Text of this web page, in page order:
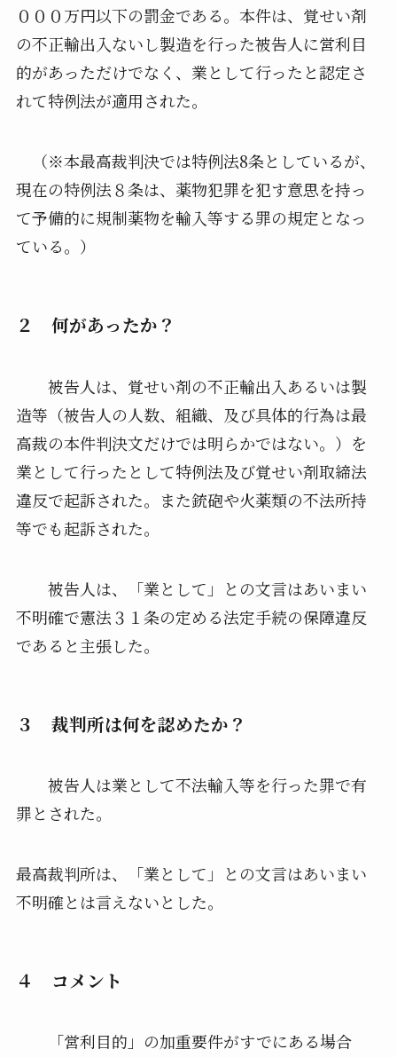
０００万円以下の罰金である。本件は、覚せい剤
の不正輸出入ないし製造を行った被告人に営利目
的があっただけでなく、業として行ったと認定さ
れて特例法が適用された。
（※本最高裁判決では特例法8条としているが、
現在の特例法８条は、薬物犯罪を犯す意思を持っ
て予備的に規制薬物を輸入等する罪の規定となっ
ている。）
２ 何があったか？
被告人は、覚せい剤の不正輸出入あるいは製
造等（被告人の人数、組織、及び具体的行為は最
高裁の本件判決文だけでは明らかではない。）を
業として行ったとして特例法及び覚せい剤取締法
違反で起訴された。また銃砲や火薬類の不法所持
等でも起訴された。
被告人は、「業として」との文言はあいまい
不明確で憲法３１条の定める法定手続の保障違反
であると主張した。
３ 裁判所は何を認めたか？
被告人は業として不法輸入等を行った罪で有
罪とされた。
最高裁判所は、「業として」との文言はあいまい
不明確とは言えないとした。
４ コメント
「営利目的」の加重要件がすでにある場合